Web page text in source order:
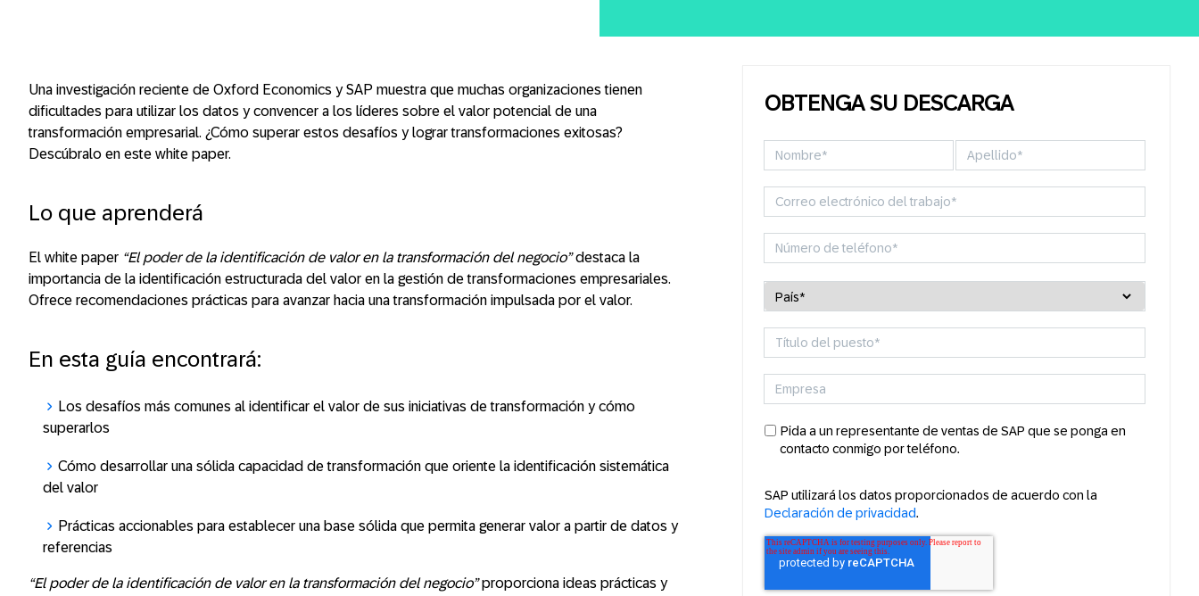
Una investigación reciente de Oxford Economics y SAP muestra que muchas organizaciones tienen
dificultades para utilizar los datos y convencer a los líderes sobre el valor potencial de una
transformación empresarial. ¿Cómo superar estos desafíos y lograr transformaciones exitosas?
Descúbralo en este white paper.
Lo que aprenderá
El white paper “El poder de la identificación de valor en la transformación del negocio”destaca la
importancia de la identificación estructurada del valor en la gestión de transformaciones empresariales.
Ofrece recomendaciones prácticas para avanzar hacia una transformación impulsada por el valor.
En esta guía encontrará:
Los desafíos más comunes al identificar el valor de sus iniciativas de transformación y cómo
superarlos
Cómo desarrollar una sólida capacidad de transformación que oriente la identificación sistemática
del valor
Prácticas accionables para establecer una base sólida que permita generar valor a partir de datos y
referencias
“El poder de la identificación de valor en la transformación del negocio”proporciona ideas prácticas y
OBTENGA SU DESCARGA
Pida a un representante de ventas de SAP que se ponga en
contacto conmigo por teléfono.
SAP utilizará los datos proporcionados de acuerdo con la
Declaración de privacidad.